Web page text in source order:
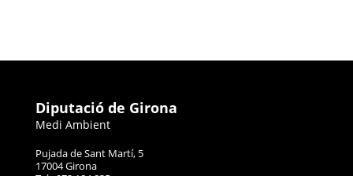
Diputació de Girona
Medi Ambient
Pujada de Sant Martí, 5
17004 Girona